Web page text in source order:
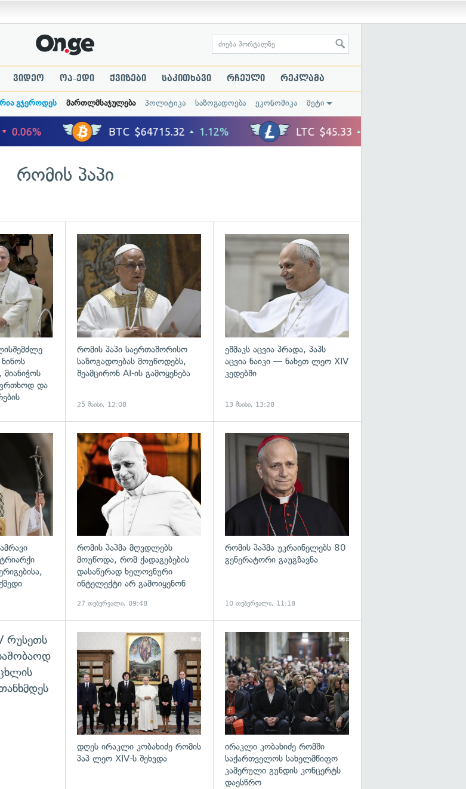
ვიდეო ოპ-ედი ქვიზები საკითხავი რჩეული რეკლამა
გჯეროდეს მართლმსაჯულება პოლიტიკა საზოგადოება ეკონომიკა მეტი
რომის პაპი
გადახედვა
და
რომის პაპი საერთაშორისო
საზოგადოებას მოუწოდებს,
შეამცირონ AI-ის გამოყენება
25 მაისი, 12:08
ეშმაკს აცვია პრადა, პაპს
აცვია ნაიკი — ნახეთ ლეო XIV
კედებში
13 მაისი, 13:28
გადახედვა გადახედვა
რომის პაპმა მღვდლებს
მოუწოდა, რომ ქადაგებების
დასაწერად ხელოვნური
ინტელექტი არ გამოიყენონ
27 თებერვალი, 09:48
რომის პაპმა უკრაინელებს 80
გენერატორი გაუგზავნა
10 თებერვალი, 11:18
რუსეთს
გადახედვა
დღეს ირაკლი კობახიძე რომის
პაპ ლეო XIV-ს შეხვდა
ირაკლი კობახიძე რომში
საქართველოს სახელმწიფო
კამერული გუნდის კონცერტს
დაესწრო